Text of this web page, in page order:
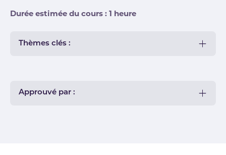
Durée estimée du cours : 1 heure
Thèmes clés :
Approuvé par :